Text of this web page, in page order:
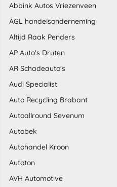
Abbink Autos Vriezenveen
AGL handelsonderneming
Altijd Raak Penders
AP Auto's Druten
AR Schadeauto's
Audi Specialist
Auto Recycling Brabant
Autoallround Sevenum
Autobek
Autohandel Kroon
Autoton
AVH Automotive